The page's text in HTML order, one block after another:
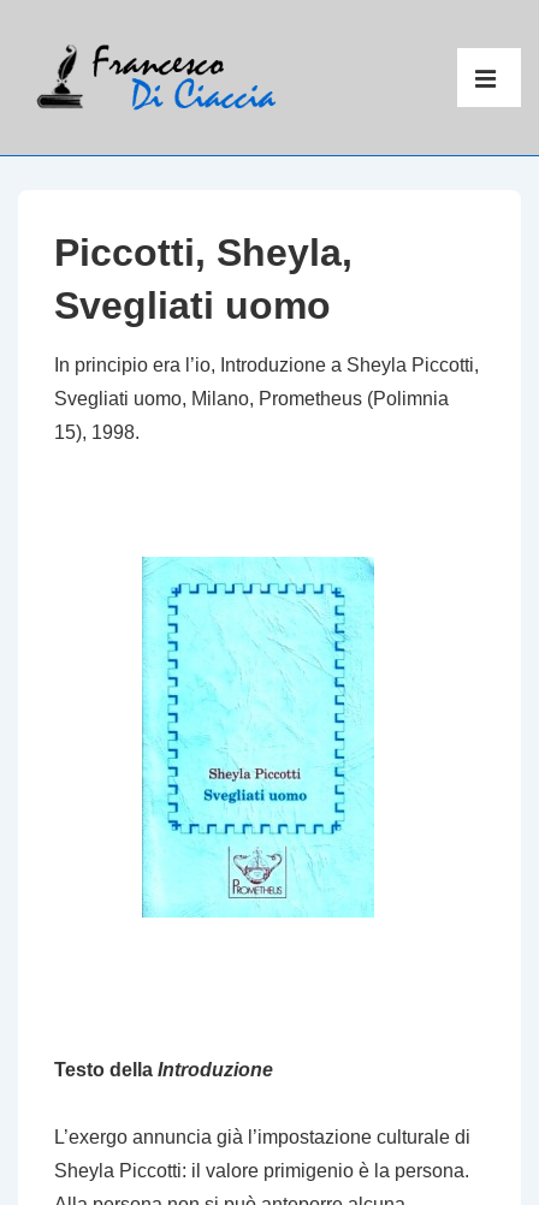
Piccotti, Sheyla,
Svegliati uomo
In principio era l’io, Introduzione a Sheyla Piccotti,
Svegliati uomo, Milano, Prometheus (Polimnia
15), 1998.
Testo della Introduzione
L’exergo annuncia già l’impostazione culturale di
Sheyla Piccotti: il valore primigenio è la persona.